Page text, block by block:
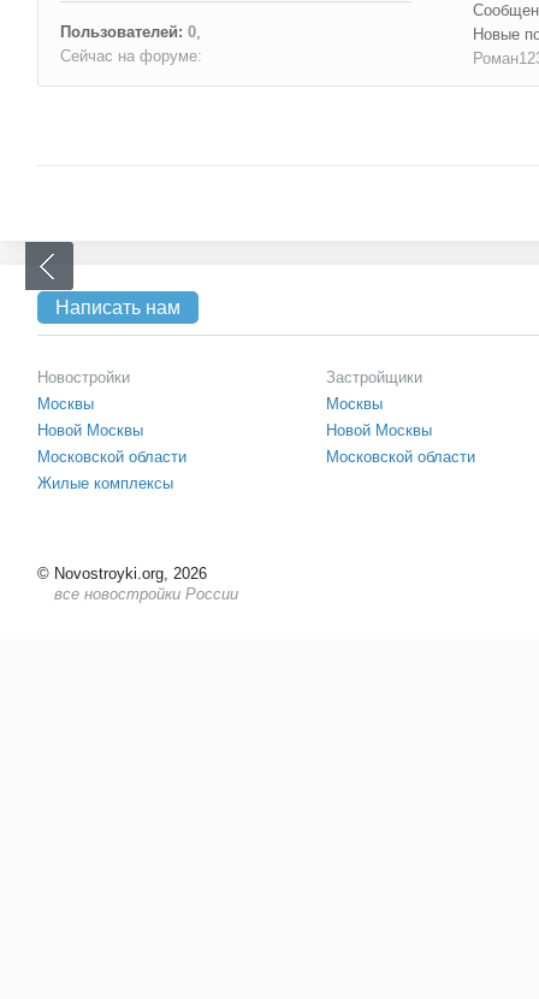
Пользователей: 0,
Сейчас на форуме:
Новые
Написать нам
Новостройки
Москвы
Новой Москвы
Московской области
Жилые комплексы
Застройщики
Москвы
Новой Москвы
Московской области
© Novostroyki.org, 2026
все новостройки России